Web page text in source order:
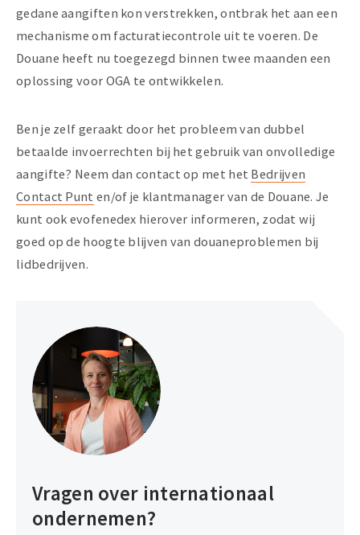
gedane aangiften kon verstrekken, ontbrak het aan een
mechanisme om facturatiecontrole uit te voeren. De
Douane heeft nu toegezegd binnen twee maanden een
oplossing voor OGA te ontwikkelen.
Ben je zelf geraakt door het probleem van dubbel
betaalde invoerrechten bij het gebruik van onvolledige
aangifte? Neem dan contact op met het Bedrijven
Contact Punt en/of je klantmanager van de Douane. Je
kunt ook evofenedex hierover informeren, zodat wij
goed op de hoogte blijven van douaneproblemen bij
lidbedrijven.
Vragen over internationaal
ondernemen?